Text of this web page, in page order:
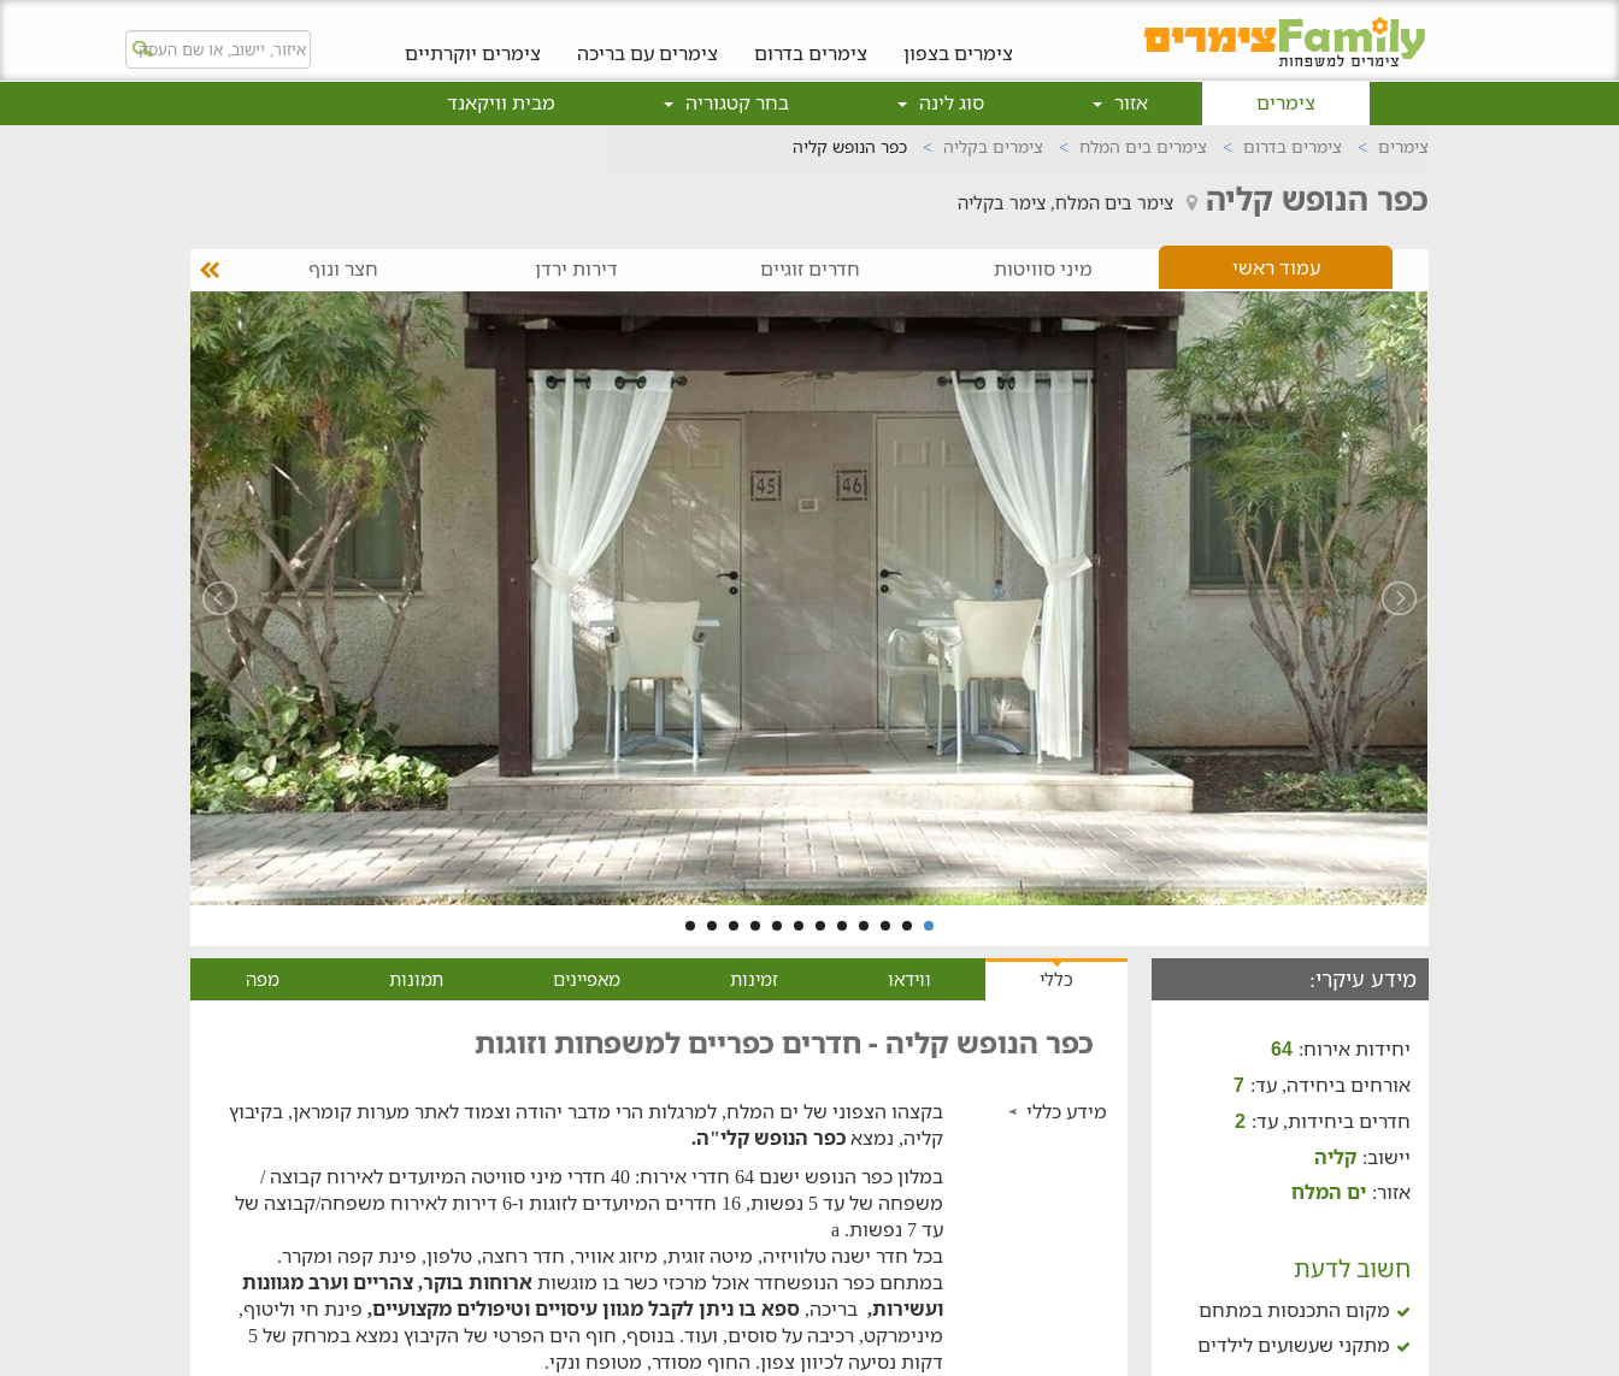
צימרים בצפון צימרים בדרום צימרים עם בריכה
צימרים יוקרתיים
צימרים
אזור סוג לינה בחר קטגוריה מבית וויקאנד
צימרים צימרים בדרום צימרים בים המלח צימרים בקליה כפר הנופש קליה
כפר הנופש קליה צימר בים המלח, צימר בקליה
עמוד ראשי מיני סוויטות חדרים זוגיים דירות ירדן חצר ונוף חוויות ופעילויות בקלי"ה
מידע עיקרי:
יחידות אירוח: 64
אורחים ביחידה, עד: 7
חדרים ביחידות, עד: 2
יישוב: קליה
אזור: ים המלח
חשוב לדעת
מקום התכנסות במתחם
מתקני שעשועים לילדים
כללי ווידאו זמינות מאפיינים תמונות מפה
כפר הנופש קליה - חדרים כפריים למשפחות וזוגות
מידע כללי
בקצהו הצפוני של ים המלח, למרגלות הרי מדבר יהודה וצמוד לאתר מערות קומראן, בקיבוץ
קליה, נמצאכפר הנופש קלי"ה.
במלון כפר הנופש ישנם 64 חדרי אירוח: 40 חדרי מיני סוויטה המיועדים לאירוח קבוצה /
משפחה של עד 5 נפשות, 16 חדרים המיועדים לזוגות ו-6 דירות לאירוח משפחה/קבוצה של
עד 7 נפשות. a
בכל חדר ישנה טלוויזיה, מיטה זוגית, מיזוג אוויר, חדר רחצה, טלפון, פינת קפה ומקרר.
במתחם כפר הנופשחדר אוכל מרכזי כשר בו מוגשותארוחות בוקר, צהריים וערב מגוונות
ועשירות,בריכה,ספא בו ניתן לקבל מגוון עיסויים וטיפולים מקצועיים, פינת חי וליטוף,
מינימרקט, רכיבה על סוסים, ועוד. בנוסף, חוף הים הפרטי של הקיבוץ נמצא במרחק של 5
דקות נסיעה לכיוון צפון. החוף מסודר, מטופח ונקי.